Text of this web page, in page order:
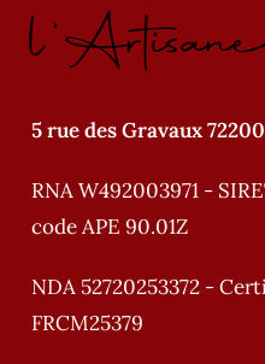
5 rue des Gravaux
RNA W492003971 -
code APE 90.01Z
NDA 52720253372 -
FRCM25379